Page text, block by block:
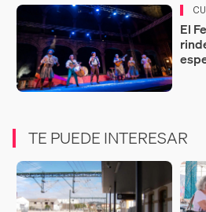
El
TE PUEDE INTERESAR